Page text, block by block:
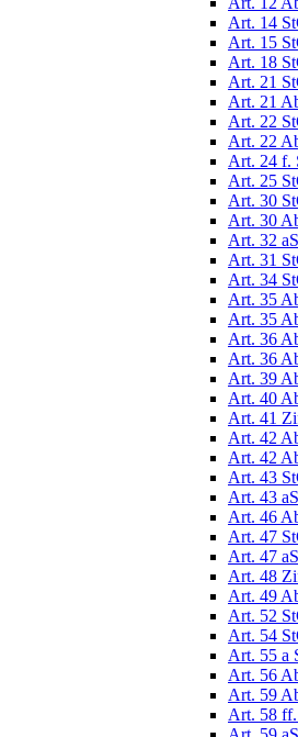
Art. 14
Art. 15
Art. 18
Art. 21
Art. 21
Art. 22
Art. 22
Art. 24 f.
Art. 25
Art. 30
Art. 30
Art. 32
Art. 31
Art. 34
Art. 35
Art. 35
Art. 36
Art. 36
Art. 39
Art. 40
Art. 41
Art. 42
Art. 42
Art. 43
Art. 43
Art. 46
Art. 47
Art. 47
Art. 48
Art. 49
Art. 52
Art. 54
Art. 55 a
Art. 56
Art. 59
Art. 58